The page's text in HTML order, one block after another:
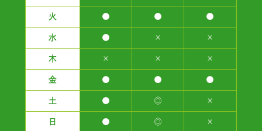
火 ● ● ●
水 ● × ×
木 × × ×
金 ● ● ●
土 ● ◎ ×
日 ● ◎ ×